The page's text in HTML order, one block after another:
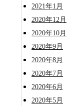
2021年1月
2020年12月
2020年10月
2020年9月
2020年8月
2020年7月
2020年6月
2020年5月